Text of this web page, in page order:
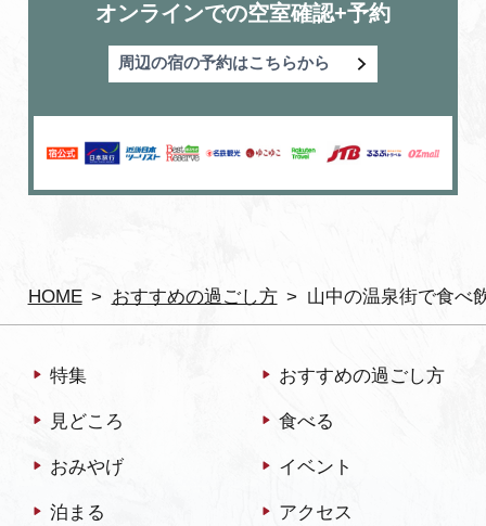
HOME おすすめの過ごし方 山中の温泉街で食べ
オンラインでの空室確認+予約
周辺の宿の予約はこちらから
特集 おすすめの過ごし方
見どころ 食べる
おみやげ イベント
泊まる アクセス